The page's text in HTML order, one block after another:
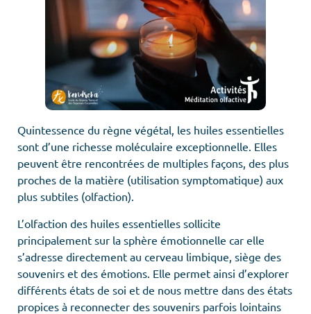
Quintessence du règne végétal, les huiles essentielles
sont d’une richesse moléculaire exceptionnelle. Elles
peuvent être rencontrées de multiples façons, des plus
proches de la matière (utilisation symptomatique) aux
plus subtiles (olfaction).
L’olfaction des huiles essentielles sollicite
principalement sur la sphère émotionnelle car elle
s’adresse directement au cerveau limbique, siège des
souvenirs et des émotions. Elle permet ainsi d’explorer
différents états de soi et de nous mettre dans des états
propices à reconnecter des souvenirs parfois lointains